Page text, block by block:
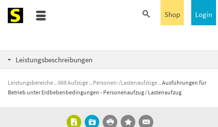
Login
Shop
Leistungsbeschreibungen
Leistungsbereiche 069 Aufzüge Personen-/Lastenaufzüge
Ausführungen für
Betrieb unter Erdbebenbedingungen - Personenaufzug / Lastenaufzug